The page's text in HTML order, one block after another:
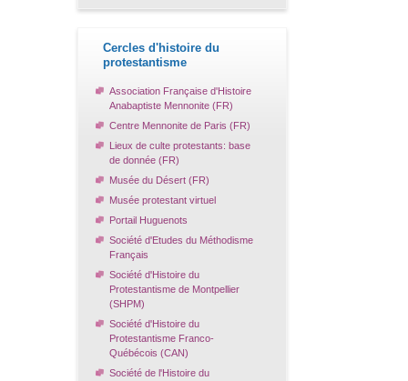
Cercles d'histoire du
protestantisme
Association Française d'Histoire
Anabaptiste Mennonite (FR)
Centre Mennonite de Paris (FR)
Lieux de culte protestants: base
de donnée (FR)
Musée du Désert (FR)
Musée protestant virtuel
Portail Huguenots
Société d'Etudes du Méthodisme
Français
Société d'Histoire du
Protestantisme de Montpellier
(SHPM)
Société d'Histoire du
Protestantisme Franco-
Québécois (CAN)
Société de l'Histoire du